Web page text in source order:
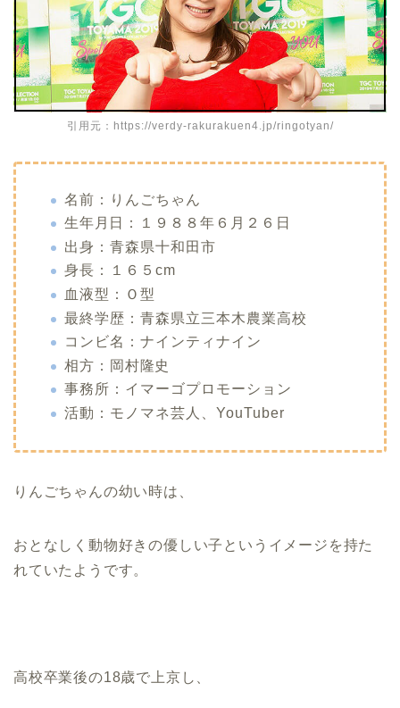
引用元：https://verdy-rakurakuen4.jp/ringotyan/
名前：りんごちゃん
生年月日：
１９８８年６月２６日
出身：青森県十和田市
身長：１６５cm
血液型：Ｏ型
最終学歴：青森県立三本木農業高校
コンビ名：ナインティナイン
相方： 岡村隆史
事務所：イマーゴプロモーション
活動：モノマネ芸人、YouTuber
りんごちゃんの幼い時は、
おとなしく動物好きの優しい子というイメージを持た
れていたようです。
高校卒業後の18歳で上京し、